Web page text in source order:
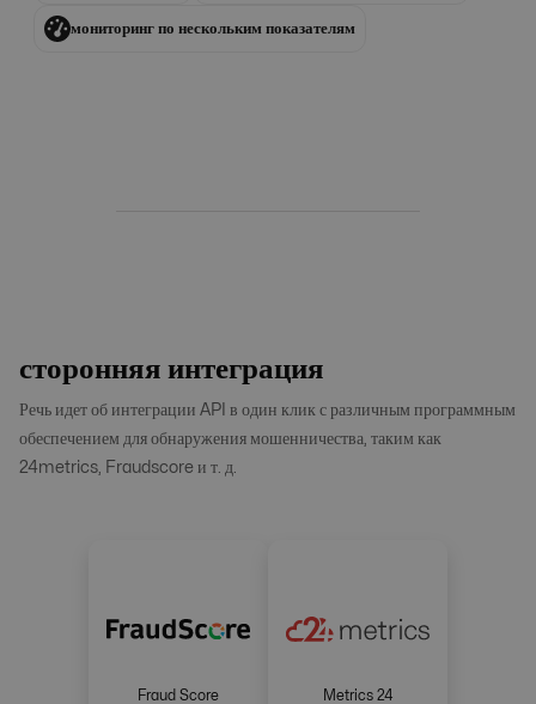
мониторинг по нескольким показателям
сторонняя интеграция
Речь идет об интеграции API в один клик с различным программным
обеспечением для обнаружения мошенничества, таким как
24metrics, Fraudscore и т. д.
Fraud Score Metrics 24